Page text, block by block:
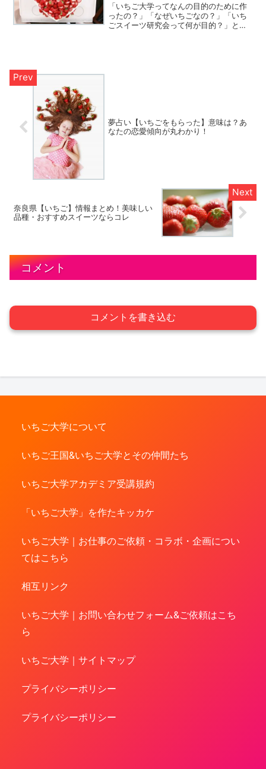
「いちご大学ってなんの目的のために作
ったの？」「なぜいちごなの？」「いち
ごスイーツ研究会って何が目的？」と質
夢占い【いちごをもらった】意味は？あ
なたの恋愛傾向が丸わかり！
奈良県【いちご】情報まとめ！美味しい
品種・おすすめスイーツならコレ
コメント
コメントを書き込む
いちご大学について
いちご王国&いちご大学とその仲間たち
いちご大学アカデミア受講規約
「いちご大学」を作たキッカケ
いちご大学｜お仕事のご依頼・コラボ・企画につい
てはこちら
相互リンク
いちご大学｜お問い合わせフォーム&ご依頼はこち
ら
いちご大学｜サイトマップ
プライバシーポリシー
プライバシーポリシー